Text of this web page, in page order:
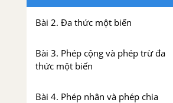
Bài 2. Đa thức một biến
Bài 3. Phép cộng và phép trừ đa
thức một biến
Bài 4. Phép nhân và phép chia